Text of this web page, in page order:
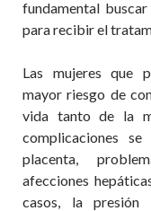
fundamental
para recibir el
Las mujeres que
mayor riesgo de
vida tanto de la
complicaciones
placenta,
afecciones
casos, la presión